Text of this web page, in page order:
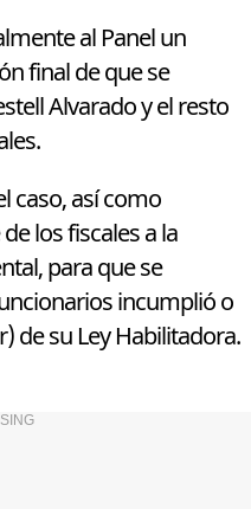
al Panel un
final de que se
Alvarado y el resto
caso, así como
los fiscales a la
para que se
incumplió o
de su Ley Habilitadora.